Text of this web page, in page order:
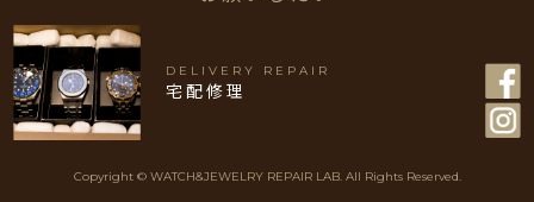
DELIVERY REPAIR
宅配修理
Copyright © WATCH&JEWELRY REPAIR LAB. All Rights Reserved.